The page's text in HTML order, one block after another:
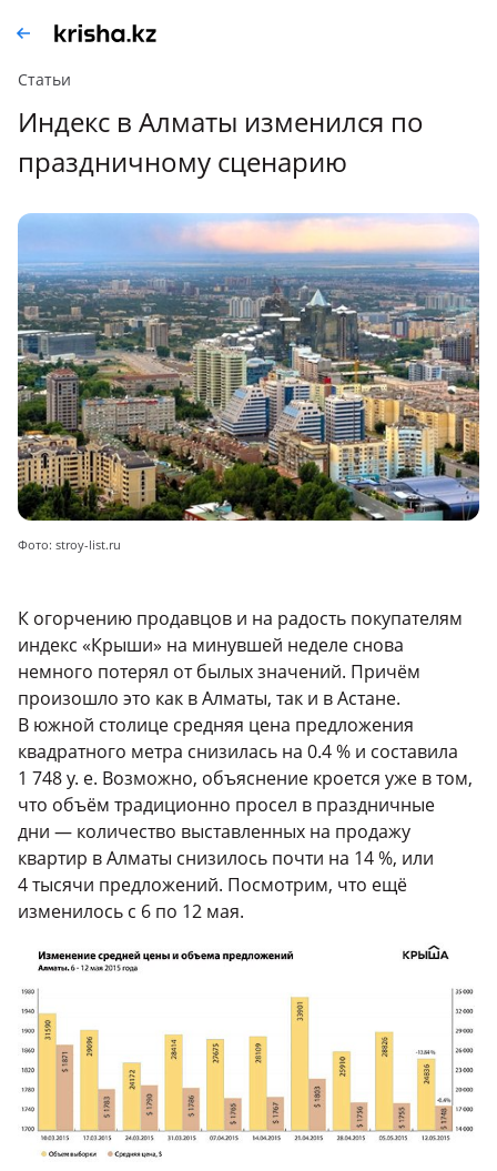
Статьи
Индекс в Алматы изменился по
праздничному сценарию
Фото: stroy-list.ru
К огорчению продавцов и на радость покупателям
индекс «Крыши» на минувшей неделе снова
немного потерял от былых значений. Причём
произошло это как в Алматы, так и в Астане.
В южной столице средняя цена предложения
квадратного метра снизилась на 0.4 % и составила
1 748 у. е. Возможно, объяснение кроется уже в том,
что объём традиционно просел в праздничные
дни — количество выставленных на продажу
квартир в Алматы снизилось почти на 14 %, или
4 тысячи предложений. Посмотрим, что ещё
изменилось с 6 по 12 мая.